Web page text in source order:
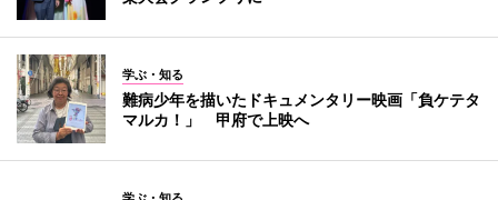
学ぶ・知る
難病少年を描いたドキュメンタリー映画「負ケテタ
マルカ！」 甲府で上映へ